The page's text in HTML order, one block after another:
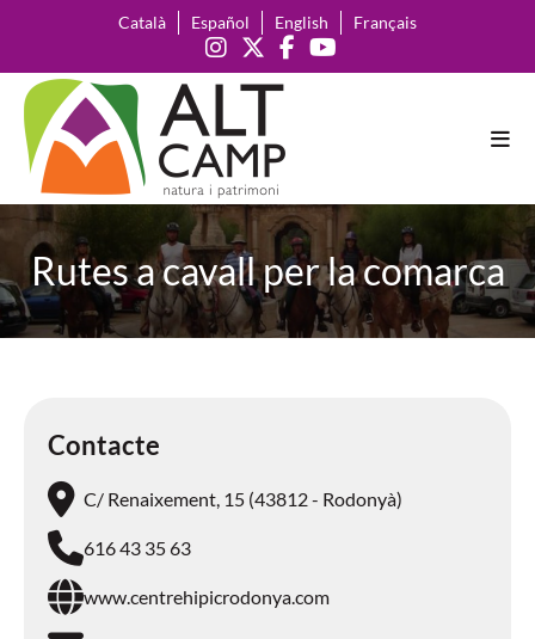
Català Español English Français
Rutes a cavall per la comarca
Contacte
C/ Renaixement, 15 (43812 - Rodonyà)
616 43 35 63
www.centrehipicrodonya.com